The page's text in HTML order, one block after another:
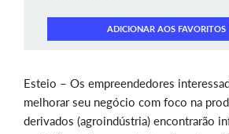
ADICIONAR AOS FAVORITOS
Esteio – Os empreendedores
melhorar seu negócio com foco na
derivados (agroindústria) encontrarão